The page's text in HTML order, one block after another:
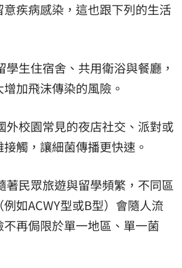
疾病感染，這也跟下列的生活
學生住宿舍、共用衛浴與餐廳，
加飛沫傳染的風險。
外校園常見的夜店社交、派對或
觸，讓細菌傳播更快速。
著民眾旅遊與留學頻繁，不同區
如ACWY型或B型）會隨人流
再侷限於單一地區、單一菌